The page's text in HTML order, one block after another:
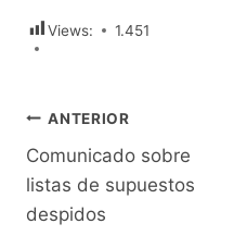
Views: 1.451
Navegación
de
entradas
ANTERIOR
Comunicado sobre
listas de supuestos
despidos